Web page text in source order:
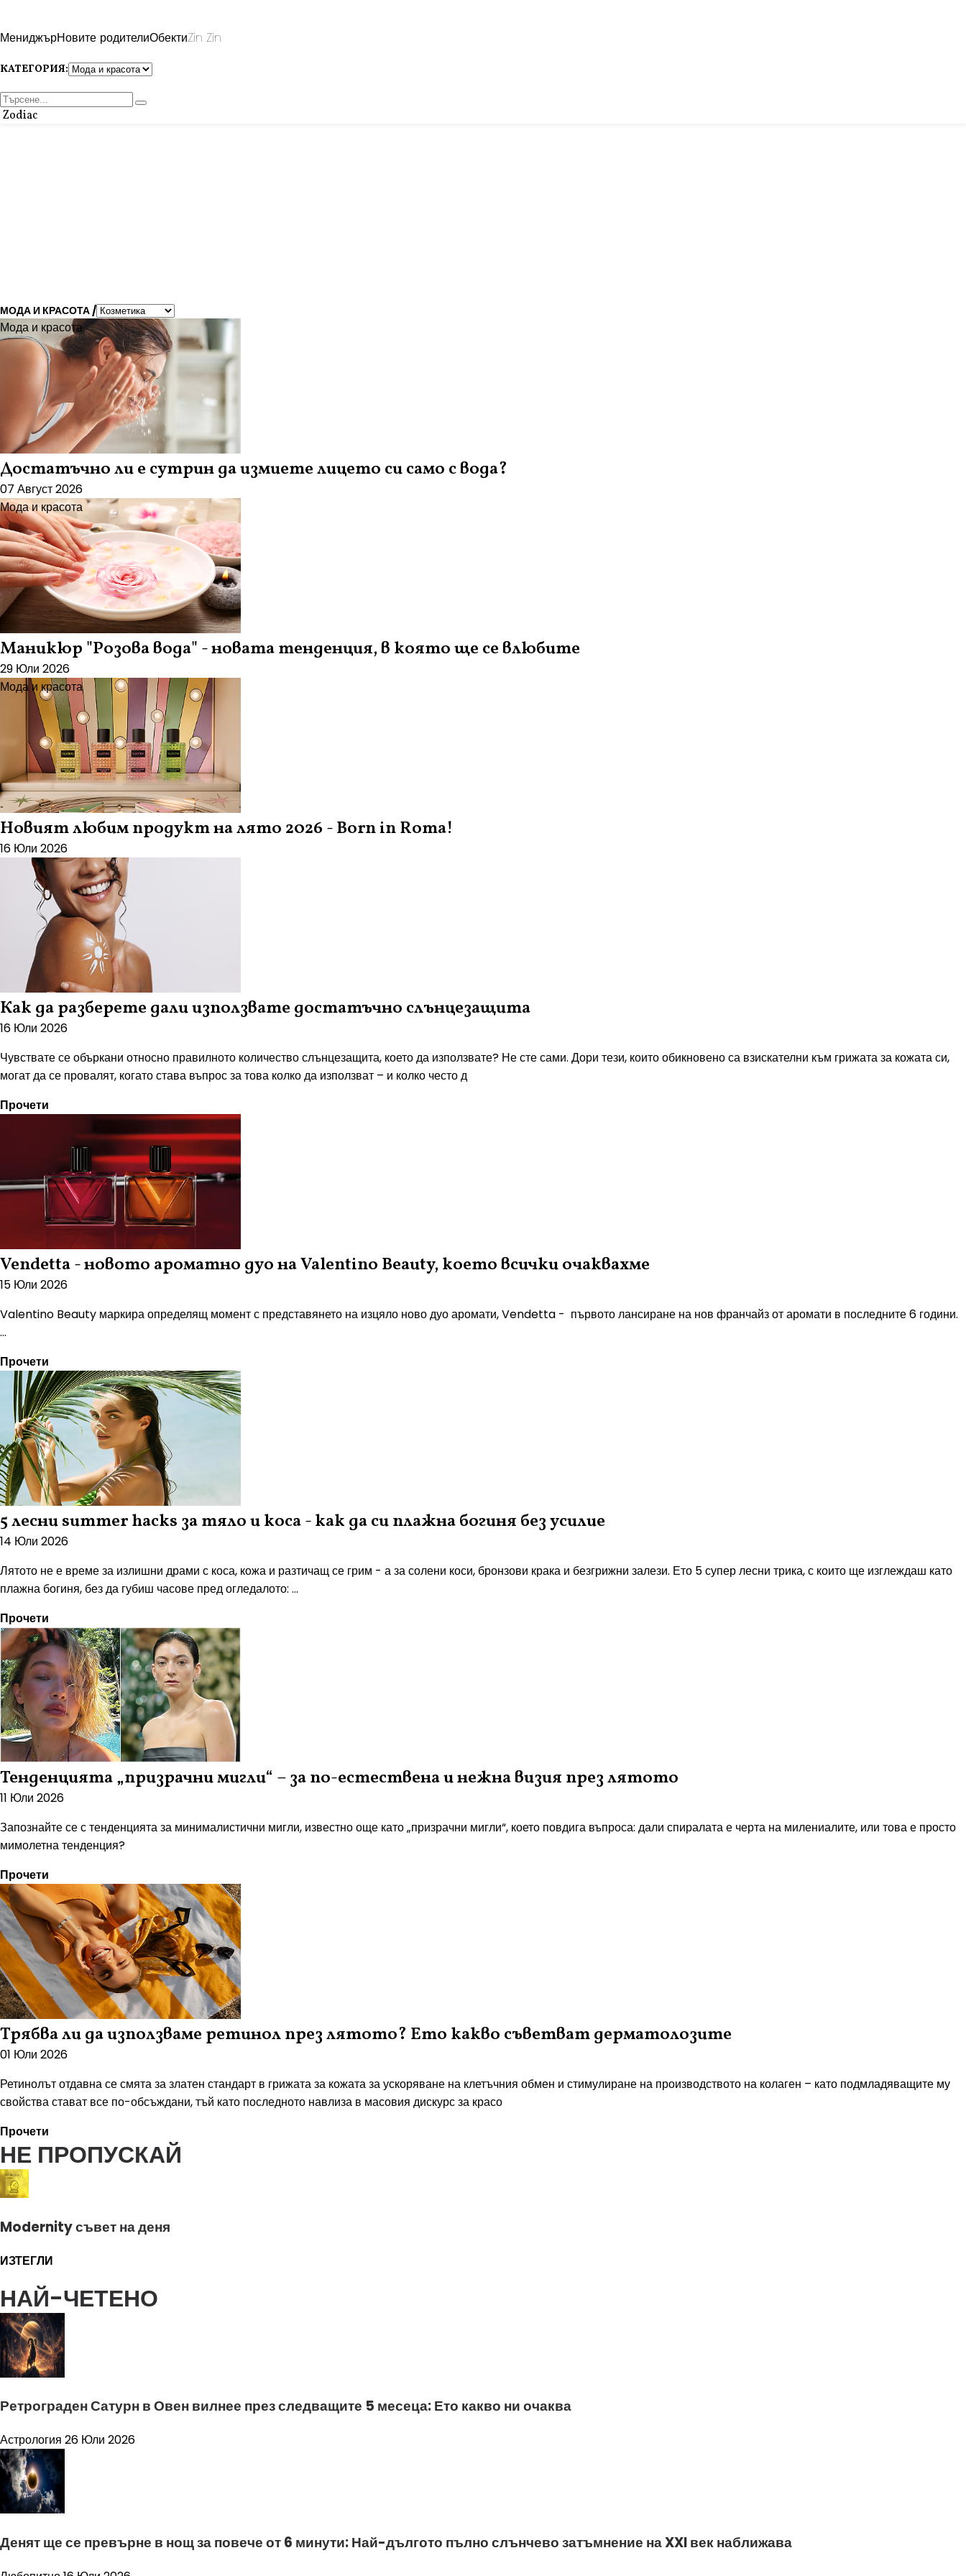
МениджърНовите родителиОбектиZin Zin
КАТЕГОРИЯ:
Zodiac
МОДА И КРАСОТА /
Мода и красота
Достатъчно ли е сутрин да измиете лицето си само с вода?
07 Август 2026
Мода и красота
Маникюр "Розова вода" - новата тенденция, в която ще се влюбите
29 Юли 2026
Мода и красота
Новият любим продукт на лято 2026 - Born in Roma!
16 Юли 2026
Как да разберете дали използвате достатъчно слънцезащита
16 Юли 2026
Чувствате се объркани относно правилното количество слънцезащита, което да използвате? Не сте сами. Дори тези, които обикновено са взискателни към грижата за кожата си,
могат да се провалят, когато става въпрос за това колко да използват – и колко често д
Прочети
Vendetta - новото ароматно дуо на Valentino Beauty, което всички очаквахме
15 Юли 2026
Valentino Beauty маркира определящ момент с представянето на изцяло ново дуо аромати, Vendetta - първото лансиране на нов франчайз от аромати в последните 6 години.
...
Прочети
5 лесни summer hacks за тяло и коса - как да си плажна богиня без усилие
14 Юли 2026
Лятото не е време за излишни драми с коса, кожа и разтичащ се грим - а за солени коси, бронзови крака и безгрижни залези. Ето 5 супер лесни трика, с които ще изглеждаш като
плажна богиня, без да губиш часове пред огледалото: ...
Прочети
Тенденцията „призрачни мигли“ – за по-естествена и нежна визия през лятото
11 Юли 2026
Запознайте се с тенденцията за минималистични мигли, известно още като „призрачни мигли“, което повдига въпроса: дали спиралата е черта на милениалите, или това е просто
мимолетна тенденция?
Прочети
Трябва ли да използваме ретинол през лятото? Ето какво съветват дерматолозите
01 Юли 2026
Ретинолът отдавна се смята за златен стандарт в грижата за кожата за ускоряване на клетъчния обмен и стимулиране на производството на колаген – като подмладяващите му
свойства стават все по-обсъждани, тъй като последното навлиза в масовия дискурс за красо
Прочети
НЕ ПРОПУСКАЙ
Modernity съвет на деня
ИЗТЕГЛИ
НАЙ-ЧЕТЕНО
Ретрограден Сатурн в Овен вилнее през следващите 5 месеца: Ето какво ни очаква
Астрология 26 Юли 2026
Денят ще се превърне в нощ за повече от 6 минути: Най-дългото пълно слънчево затъмнение на XXI век наближава